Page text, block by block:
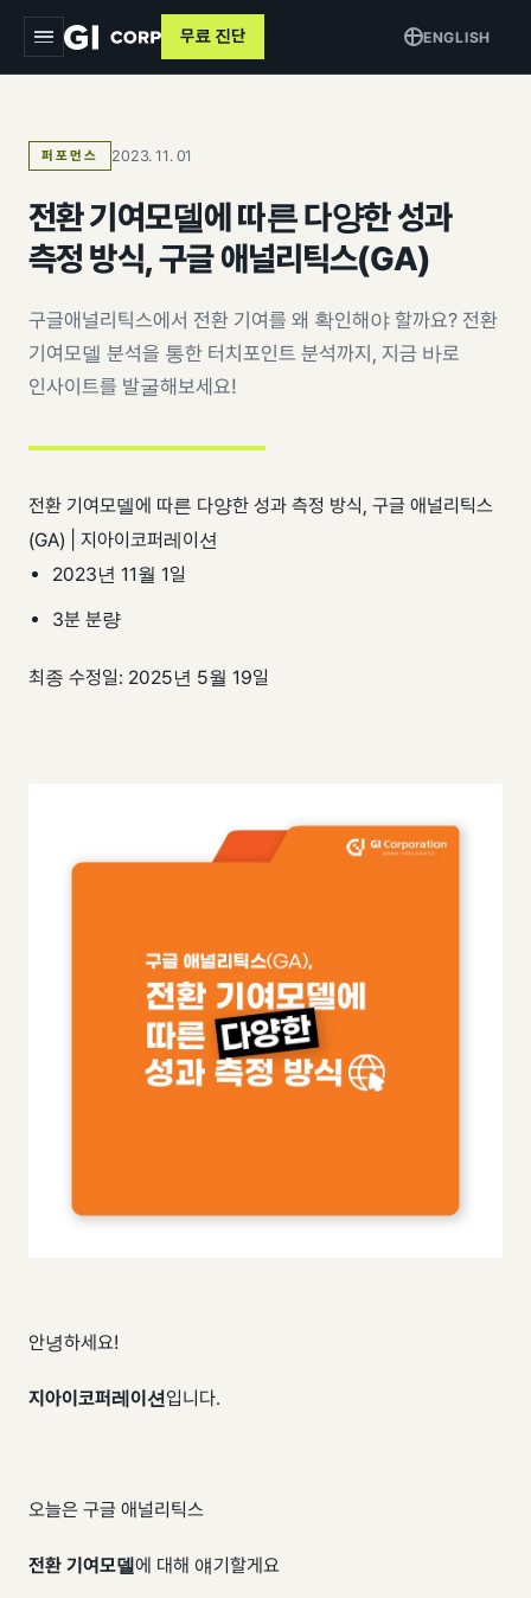
서비스
트래킹 & 애널리틱스
데이터 파이프라인
퍼포먼스 광고
목적별
고객 DB 수집
팀 내재화
사례
GI-Radar ↗
ENGLISH
무료 진단
퍼포먼스 2023. 11. 01
전환 기여모델에 따른 다양한 성과
측정 방식, 구글 애널리틱스(GA)
구글애널리틱스에서 전환 기여를 왜 확인해야 할까요? 전환
기여모델 분석을 통한 터치포인트 분석까지, 지금 바로
인사이트를 발굴해보세요!
전환 기여모델에 따른 다양한 성과 측정 방식, 구글 애널리틱스
(GA) | 지아이코퍼레이션
2023년 11월 1일
3분 분량
최종 수정일: 2025년 5월 19일
안녕하세요!
지아이코퍼레이션입니다.
오늘은 구글 애널리틱스
전환 기여모델에 대해 얘기할게요